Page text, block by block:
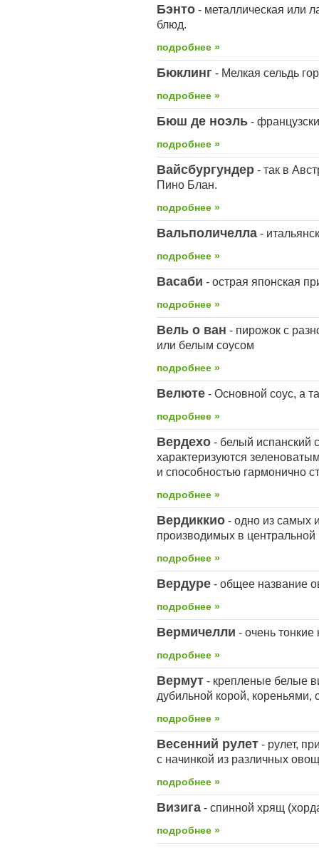
Бэнто - металлическая или
блюд.
подробнее »
Бюклинг - Мелкая сельдь
подробнее »
Бюш де ноэль -
подробнее »
Вайсбургундер - так в
Пино Блан.
подробнее »
Вальполичелла -
подробнее »
Васаби - острая японская
подробнее »
Вель о ван - пирожок с
или белым соусом
подробнее »
Велюте - Основной соус, а
подробнее »
Вердехо - белый испанский
характеризуются
и способностью гармонично
подробнее »
Вердиккио - одно из самых
производимых в
подробнее »
Вердуре - общее название
подробнее »
Вермичелли - очень
подробнее »
Вермут - крепленые белые
дубильной корой,
подробнее »
Весенний рулет - рулет,
с начинкой из различных
подробнее »
Визига - спинной хрящ
подробнее »